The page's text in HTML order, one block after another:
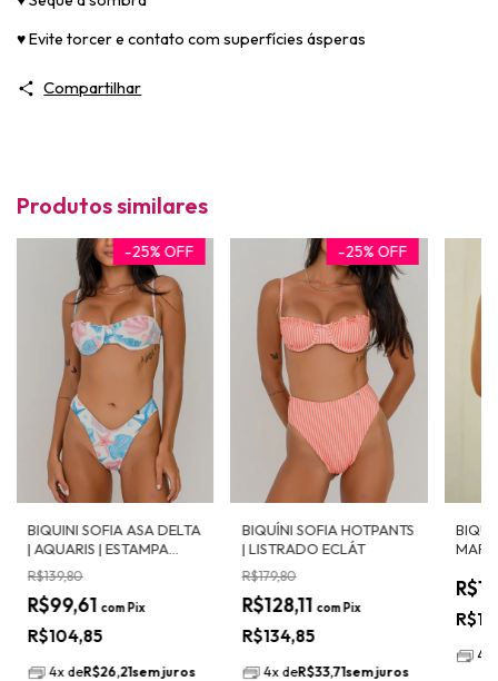
♥Evite torcer e contato com superfícies ásperas
Compartilhar
Produtos similares
BIQUINI SOFIA ASA DELTA
| AQUARIS | ESTAMPA
SEREIA TROPICAL | TOP
COM ARCO E LEVE
FRANZIDO | ALÇAS
REGULÁVEIS E AMARRAÇ
R$104,85
-25% OFF
R$139,80
R$99,61 comPix
4x deR$26,21sem juros
BIQUÍNI SOFIA HOTPANTS
| LISTRADO ECLÁT
R$134,85
-25% OFF
R$179,80
R$128,11 comPix
4x deR$33,71sem juros
4